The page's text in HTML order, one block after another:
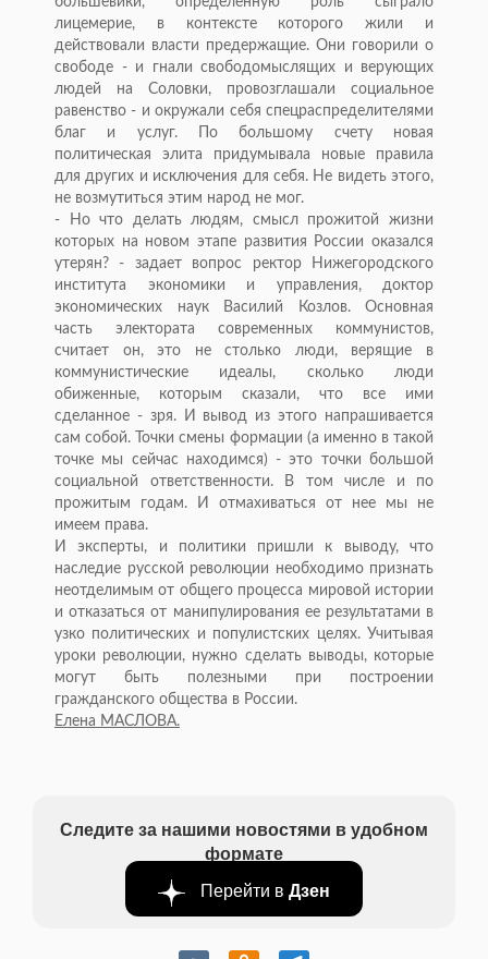
лицемерие, в контексте которого жили и
действовали власти предержащие. Они говорили о
свободе - и гнали свободомыслящих и верующих
людей на Соловки, провозглашали социальное
равенство - и окружали себя спецраспределителями
благ и услуг. По большому счету новая
политическая элита придумывала новые правила
для других и исключения для себя. Не видеть этого,
не возмутиться этим народ не мог.
- Но что делать людям, смысл прожитой жизни
которых на новом этапе развития России оказался
утерян? - задает вопрос ректор Нижегородского
института экономики и управления, доктор
экономических наук Василий Козлов. Основная
часть электората современных коммунистов,
считает он, это не столько люди, верящие в
коммунистические идеалы, сколько люди
обиженные, которым сказали, что все ими
сделанное - зря. И вывод из этого напрашивается
сам собой. Точки смены формации (а именно в такой
точке мы сейчас находимся) - это точки большой
социальной ответственности. В том числе и по
прожитым годам. И отмахиваться от нее мы не
имеем права.
И эксперты, и политики пришли к выводу, что
наследие русской революции необходимо признать
неотделимым от общего процесса мировой истории
и отказаться от манипулирования ее результатами в
узко политических и популистских целях. Учитывая
уроки революции, нужно сделать выводы, которые
могут быть полезными при построении
гражданского общества в России.
Елена МАСЛОВА.
Следите за нашими новостями в удобном
формате
Перейти в Дзен